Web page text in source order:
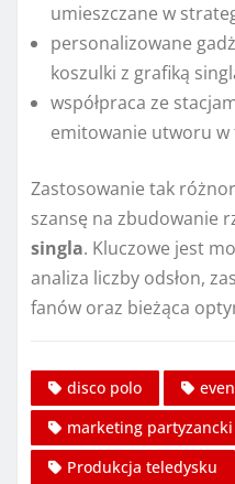
umieszczane w
personalizowane
koszulki z grafiką
współpraca ze
emitowanie utworu
Zastosowanie tak
szansę na zbudowanie
singla. Kluczowe jest
analiza liczby odsłon,
fanów oraz bieżąca
disco polo
marketing partyzancki
Produkcja teledysku